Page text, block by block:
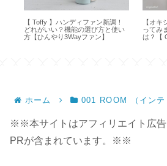
【 Toffy 】ハンディファン新調！
どれがいい？機能の選び方と使い
方【ひんやり3Wayファン】
【オキ
ってみ
は？【
ホーム 001 ROOM （インテ
※※本サイトはアフィリエイト広告
PRが含まれています。※※